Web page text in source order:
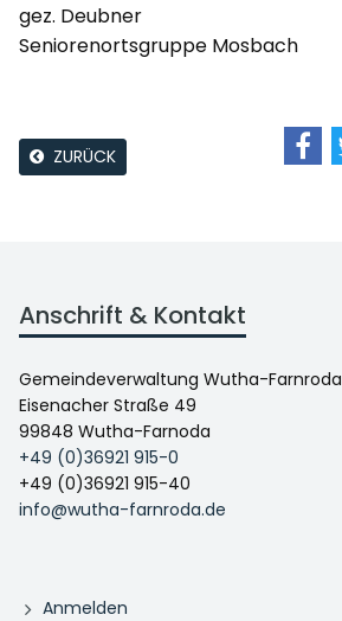
gez. Deubner
Seniorenortsgruppe Mosbach
ZURÜCK
Anschrift & Kontakt
Gemeindeverwaltung Wutha-Farnroda
Eisenacher Straße 49
99848 Wutha-Farnoda
+49 (0)36921 915-0
+49 (0)36921 915-40
info@wutha-farnroda.de
Anmelden